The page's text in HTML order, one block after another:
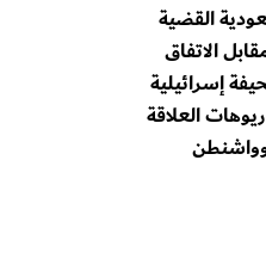
القضية
الاتفاق
إسرائيلية
العلاقة